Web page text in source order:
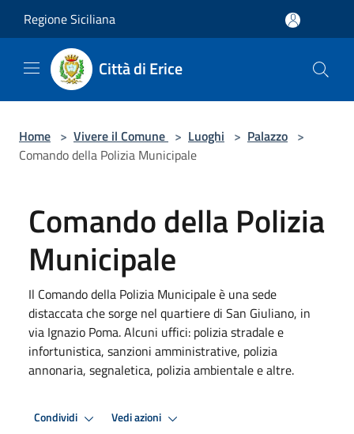
Regione Siciliana
Città di Erice
Home > Vivere il Comune > Luoghi > Palazzo >
Comando della Polizia Municipale
Comando della Polizia
Municipale
Il Comando della Polizia Municipale è una sede
distaccata che sorge nel quartiere di San Giuliano, in
via Ignazio Poma. Alcuni uffici: polizia stradale e
infortunistica, sanzioni amministrative, polizia
annonaria, segnaletica, polizia ambientale e altre.
Condividi Vedi azioni